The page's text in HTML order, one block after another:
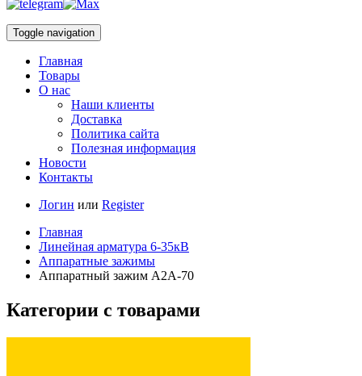
Toggle navigation
Главная
Товары
О нас
Наши клиенты
Доставка
Политика сайта
Полезная информация
Новости
Контакты
Логин или Register
Главная
Линейная арматура 6-35кВ
Аппаратные зажимы
Аппаратный зажим А2А-70
Категории с товарами